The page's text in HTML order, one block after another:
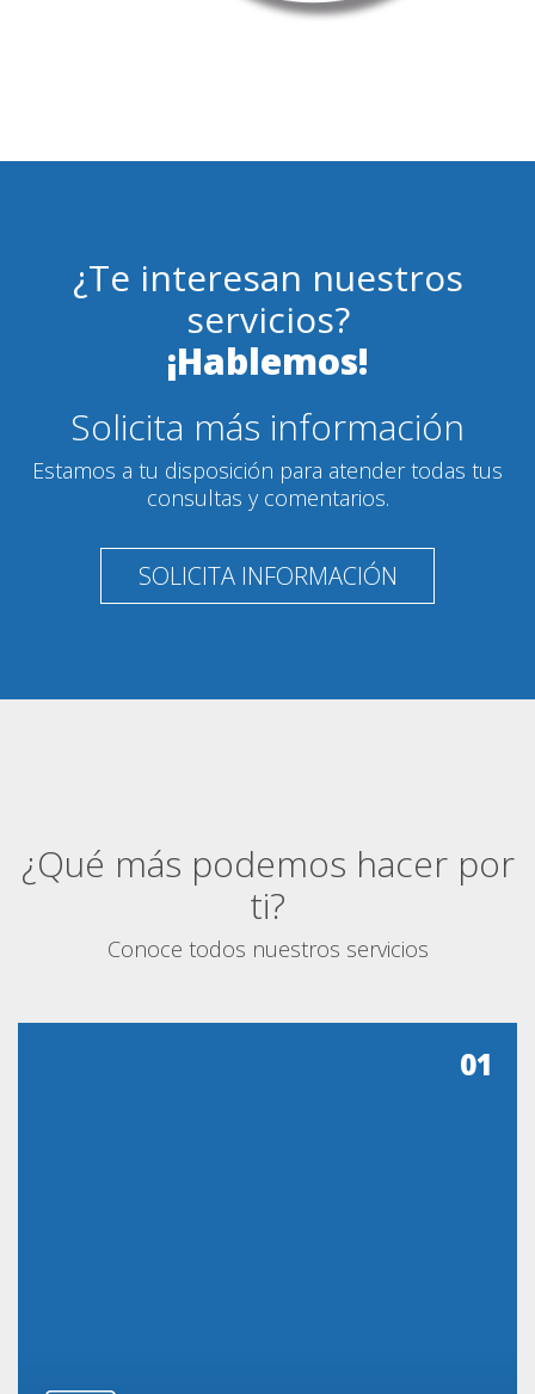
¿Te interesan nuestros
servicios?
¡Hablemos!
Solicita más información
Estamos a tu disposición para atender todas tus
consultas y comentarios.
SOLICITA INFORMACIÓN
¿Qué más podemos hacer por
ti?
Conoce todos nuestros servicios
01